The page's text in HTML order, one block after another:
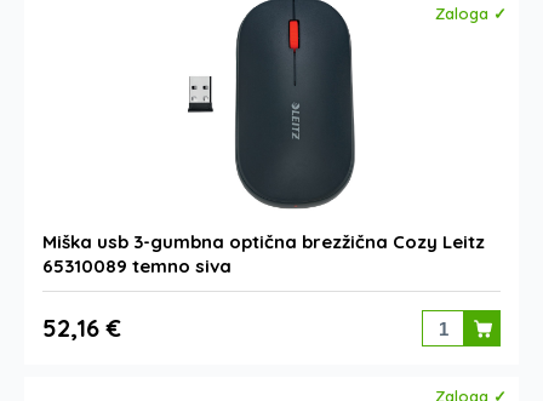
Zaloga ✓
Miška usb 3-gumbna optična brezžična Cozy Leitz
65310089 temno siva
52,16 €
Zaloga ✓